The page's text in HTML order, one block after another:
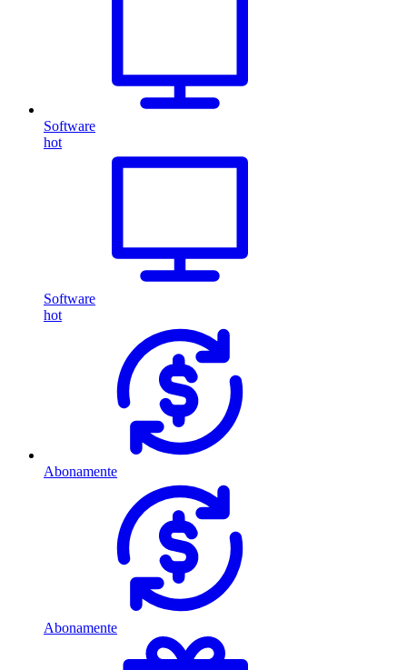
Software
hot
Software
hot
Abonamente
Abonamente